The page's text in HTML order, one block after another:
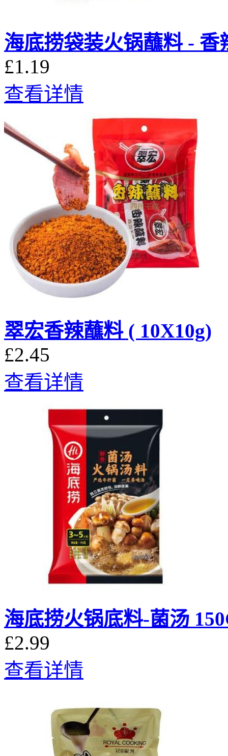
海底捞袋装火锅蘸料 - 香
£1.19
查看详情
翠宏香辣蘸料 ( 10X10g)
£2.45
查看详情
海底捞火锅底料-菌汤
£2.99
查看详情